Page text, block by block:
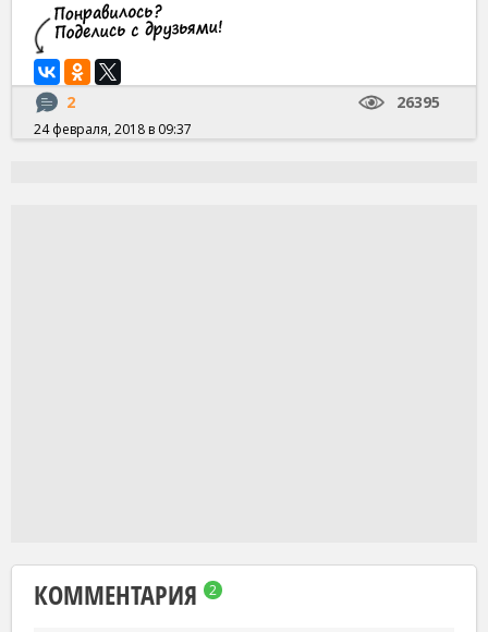
2 26395
24 февраля, 2018 в 09:37
КОММЕНТАРИЯ 2